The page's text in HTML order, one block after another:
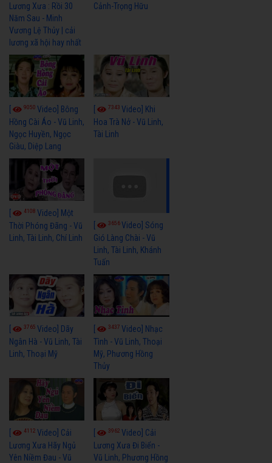
Lương Xưa : Rồi 30
Năm Sau - Minh
Vương Lệ Thủy | cải
lương xã hội hay nhất
Cảnh-Trọng Hữu
9050 Video] Bông
Hồng Cài Áo - Vũ Linh,
Ngọc Huyền, Ngọc
Giàu, Diệp Lang
7343Video] Khi
Hoa Trà Nở - Vũ Linh,
Tài Linh
4108 Video] Một
Thời Phóng Đãng - Vũ
Linh, Tài Linh, Chí Linh
3656Video] Sóng
Gió Làng Chài - Vũ
Linh, Tài Linh, Khánh
Tuấn
3765 Video] Dãy
Ngân Hà - Vũ Linh, Tài
Linh, Thoại Mỹ
3437Video] Nhạc
Tình - Vũ Linh, Thoại
Mỹ, Phương Hồng
Thủy
4112 Video] Cải
Lương Xưa Hãy Ngủ
Yên Niềm Đau - Vũ
3962Video] Cải
Lương Xưa Đi Biển -
Vũ Linh, Phương Hồng